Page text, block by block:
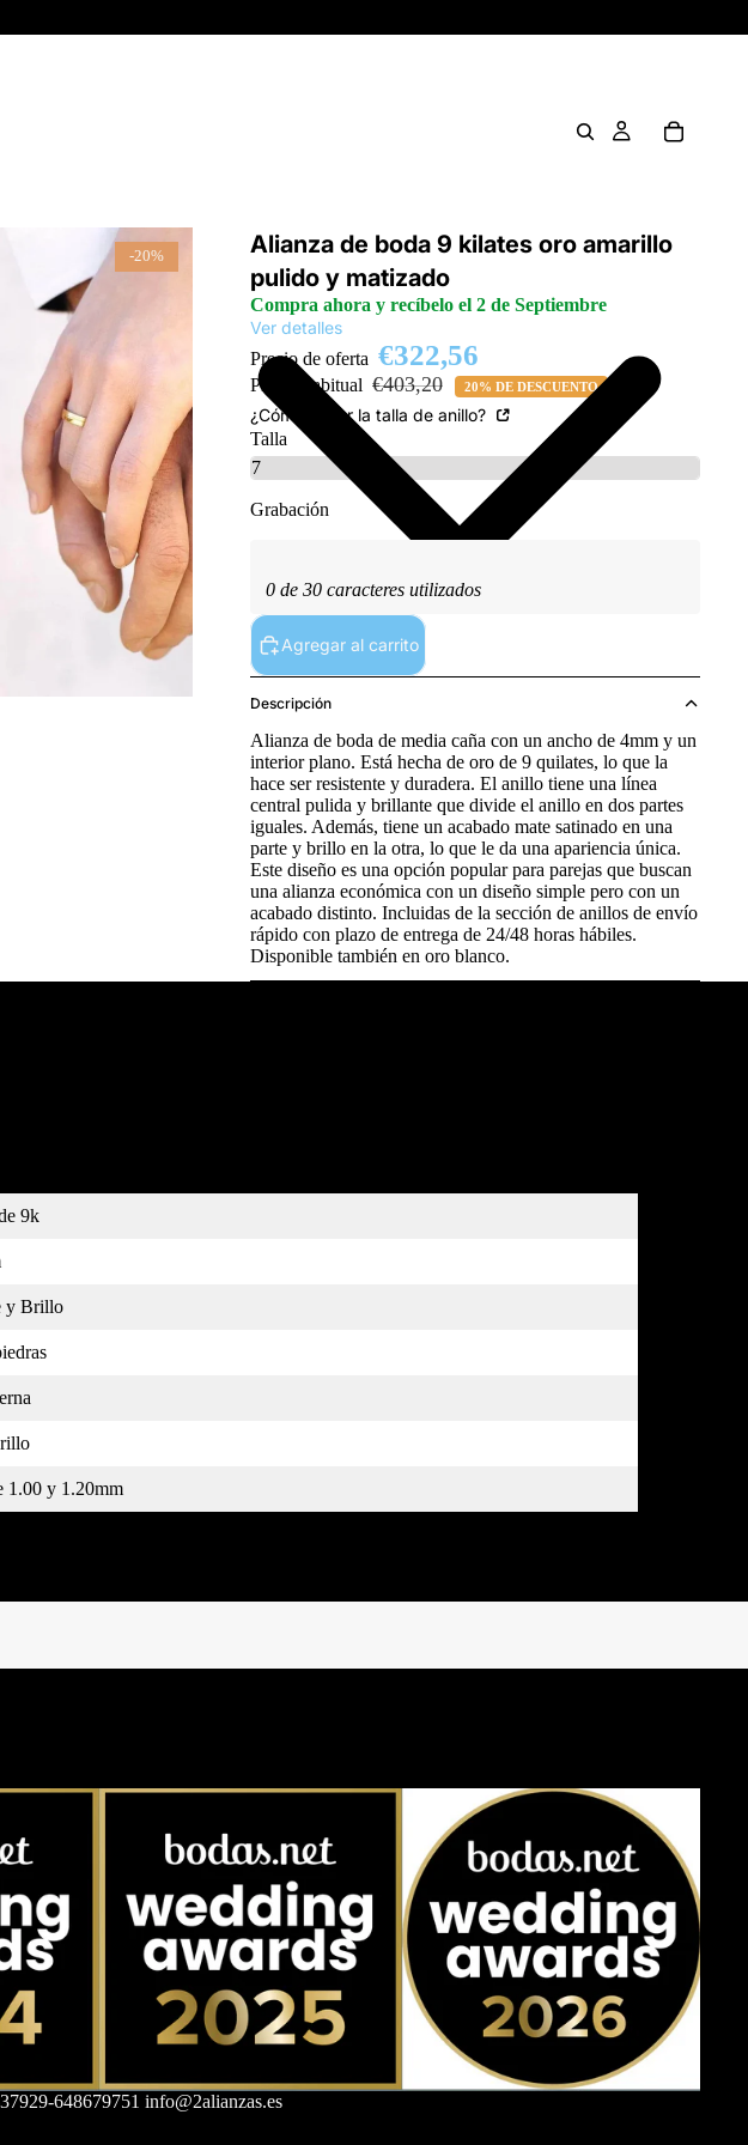
-20%
Alianza de boda 9 kilates oro amarillo
pulido y matizado
Compra ahora y recíbelo el 2 de Septiembre
Ver detalles
Precio de oferta €322,56
Precio habitual €403,20 20% DE DESCUENTO
¿Cómo saber la talla de anillo?
Talla
Grabación
0 de 30 caracteres utilizados
Agregar al carrito
Descripción
Alianza de boda de media caña con un ancho de 4mm y un
interior plano. Está hecha de oro de 9 quilates, lo que la
hace ser resistente y duradera. El anillo tiene una línea
central pulida y brillante que divide el anillo en dos partes
iguales. Además, tiene un acabado mate satinado en una
parte y brillo en la otra, lo que le da una apariencia única.
Este diseño es una opción popular para parejas que buscan
una alianza económica con un diseño simple pero con un
acabado distinto. Incluidas de la sección de anillos de envío
rápido con plazo de entrega de 24/48 horas hábiles.
Disponible también en oro blanco.
9k
y Brillo
1.00 y 1.20mm
648679751 info@2alianzas.es